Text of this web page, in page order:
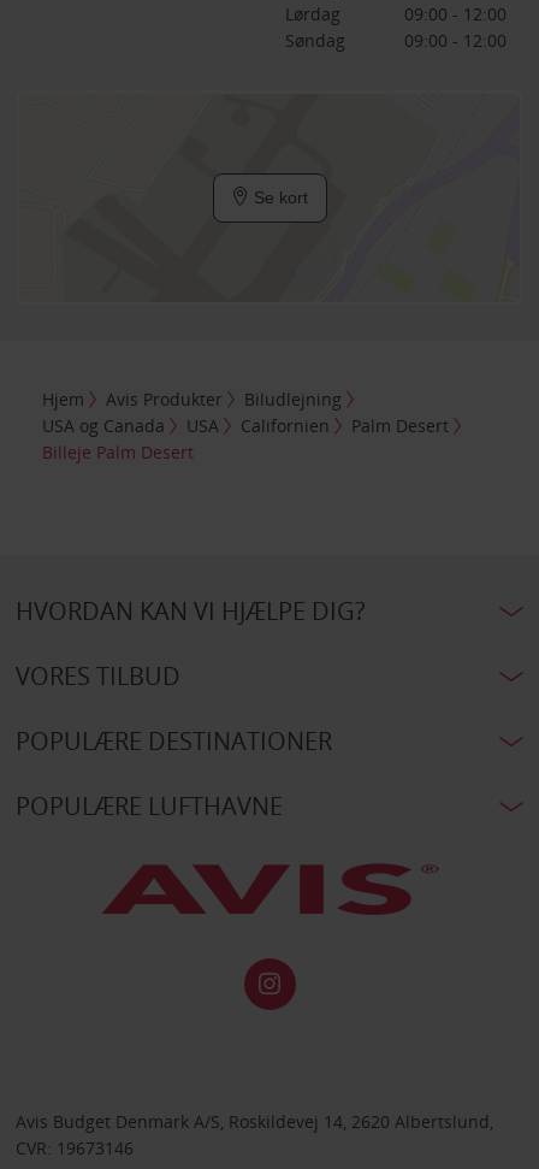
Lørdag
09:00 - 12:00
Søndag
09:00 - 12:00
Se kort
Hjem Avis Produkter
Biludlejning
USA og Canada
USA Californien
Palm Desert
Billeje Palm Desert
HVORDAN KAN VI HJÆLPE DIG?
VORES TILBUD
POPULÆRE DESTINATIONER
POPULÆRE LUFTHAVNE
Avis Budget Denmark A/S, Roskildevej 14, 2620 Albertslund,
CVR: 19673146